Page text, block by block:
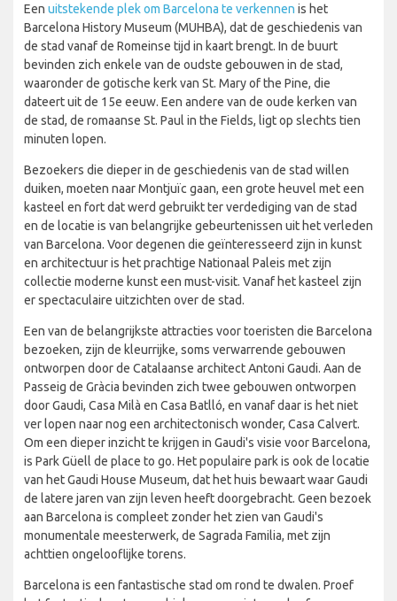
Een uitstekende plek om Barcelona te verkennen is het
Barcelona History Museum (MUHBA), dat de geschiedenis van
de stad vanaf de Romeinse tijd in kaart brengt. In de buurt
bevinden zich enkele van de oudste gebouwen in de stad,
waaronder de gotische kerk van St. Mary of the Pine, die
dateert uit de 15e eeuw. Een andere van de oude kerken van
de stad, de romaanse St. Paul in the Fields, ligt op slechts tien
minuten lopen.
Bezoekers die dieper in de geschiedenis van de stad willen
duiken, moeten naar Montjuïc gaan, een grote heuvel met een
kasteel en fort dat werd gebruikt ter verdediging van de stad
en de locatie is van belangrijke gebeurtenissen uit het verleden
van Barcelona. Voor degenen die geïnteresseerd zijn in kunst
en architectuur is het prachtige Nationaal Paleis met zijn
collectie moderne kunst een must-visit. Vanaf het kasteel zijn
er spectaculaire uitzichten over de stad.
Een van de belangrijkste attracties voor toeristen die Barcelona
bezoeken, zijn de kleurrijke, soms verwarrende gebouwen
ontworpen door de Catalaanse architect Antoni Gaudi. Aan de
Passeig de Gràcia bevinden zich twee gebouwen ontworpen
door Gaudi, Casa Milà en Casa Batlló, en vanaf daar is het niet
ver lopen naar nog een architectonisch wonder, Casa Calvert.
Om een dieper inzicht te krijgen in Gaudi's visie voor Barcelona,
is Park Güell de place to go. Het populaire park is ook de locatie
van het Gaudi House Museum, dat het huis bewaart waar Gaudi
de latere jaren van zijn leven heeft doorgebracht. Geen bezoek
aan Barcelona is compleet zonder het zien van Gaudi's
monumentale meesterwerk, de Sagrada Familia, met zijn
achttien ongelooflijke torens.
Barcelona is een fantastische stad om rond te dwalen. Proef